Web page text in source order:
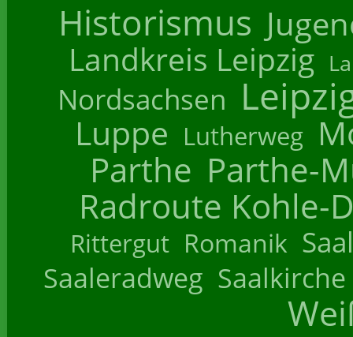
Historismus
Landkreis Leipzig
Nordsachsen
Luppe Lutherweg
Parthe Parthe-
Radroute Kohle-
Rittergut Romanik
Saaleradweg Saalkirche